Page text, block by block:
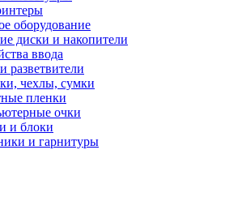
оборудование
диски и накопители
ввода
разветвители
чехлы, сумки
пленки
очки
и блоки
и гарнитуры